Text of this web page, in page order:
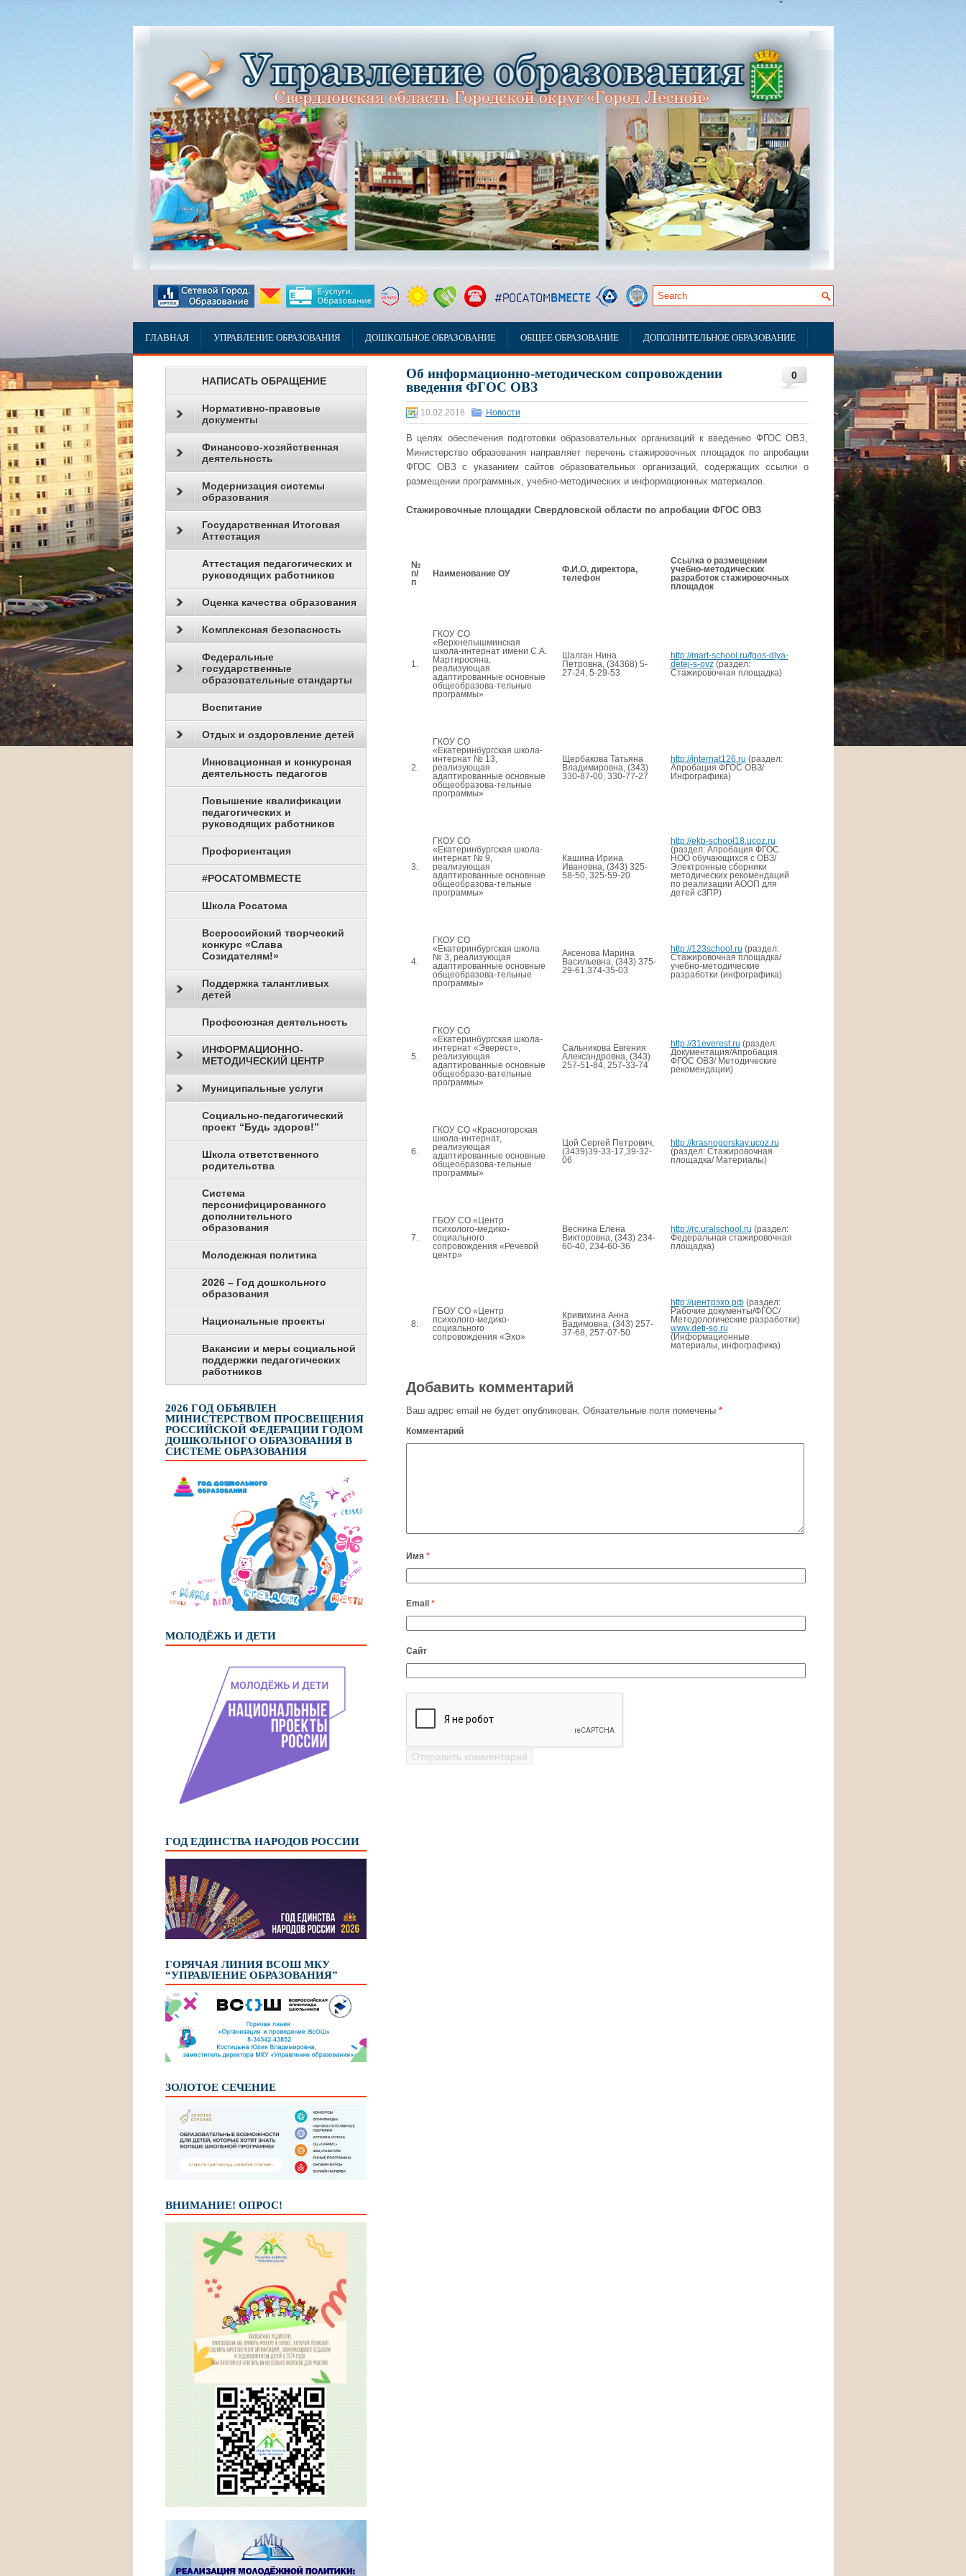
ГЛАВНАЯ УПРАВЛЕНИЕ ОБРАЗОВАНИЯ ДОШКОЛЬНОЕ ОБРАЗОВАНИЕ ОБЩЕЕ ОБРАЗОВАНИЕ ДОПОЛНИТЕЛЬНОЕ ОБРАЗОВАНИЕ
0
Об информационно-методическом сопровождении
введения ФГОС ОВЗ
10.02.2016 Новости
В целях обеспечения подготовки образовательных организаций к введению ФГОС ОВЗ,
Министерство образования направляет перечень стажировочных площадок по апробации
ФГОС ОВЗ с указанием сайтов образовательных организаций, содержащих ссылки о
размещении программных, учебно-методических и информационных материалов.
Стажировочные площадки Свердловской области по апробации ФГОС ОВЗ
№
п/
п
Наименование ОУ
Ф.И.О. директора,
телефон
Ссылка о размещении
учебно-методических
разработок стажировочных
площадок
1.
ГКОУ СО
«Верхнепышминская
школа-интернат имени С.А.
Мартиросяна,
реализующая
адаптированные основные
общеобразова-тельные
программы»
Шалган Нина
Петровна, (34368) 5-
27-24, 5-29-53
http://mart-school.ru/fgos-dlya-
detej-s-ovz(раздел:
Стажировочная площадка)
2.
ГКОУ СО
«Екатеринбургская школа-
интернат № 13,
реализующая
адаптированные основные
общеобразова-тельные
программы»
Щербакова Татьяна
Владимировна, (343)
330-87-00, 330-77-27
http://internat126.ru (раздел:
Апробация ФГОС ОВЗ/
Инфографика)
3.
ГКОУ СО
«Екатеринбургская школа-
интернат № 9,
реализующая
адаптированные основные
общеобразова-тельные
программы»
Кашина Ирина
Ивановна, (343) 325-
58-50, 325-59-20
http://ekb-school18.ucoz.ru
(раздел: Апробация ФГОС
НОО обучающихся с ОВЗ/
Электронные сборники
методических рекомендаций
по реализации АООП для
детей сЗПР)
4.
ГКОУ СО
«Екатеринбургская школа
№ 3, реализующая
адаптированные основные
общеобразова-тельные
программы»
Аксенова Марина
Васильевна, (343) 375-
29-61,374-35-03
http://123school.ru (раздел:
Стажировочная площадка/
учебно-методические
разработки (инфографика)
5.
ГКОУ СО
«Екатеринбургская школа-
интернат «Эверест»,
реализующая
адаптированные основные
общеобразо-вательные
программы»
Сальникова Евгения
Александровна, (343)
257-51-84, 257-33-74
http://31everest.ru (раздел:
Документация/Апробация
ФГОС ОВЗ/ Методические
рекомендации)
6.
ГКОУ СО «Красногорская
школа-интернат,
реализующая
адаптированные основные
общеобразова-тельные
программы»
Цой Сергей Петрович,
(3439)39-33-17,39-32-
06
http://krasnogorskay.ucoz.ru
(раздел: Стажировочная
площадка/ Материалы)
7.
ГБОУ СО «Центр
психолого-медико-
социального
сопровождения «Речевой
центр»
Веснина Елена
Викторовна, (343) 234-
60-40, 234-60-36
http://rc.uralschool.ru (раздел:
Федеральная стажировочная
площадка)
8.
ГБОУ СО «Центр
психолого-медико-
социального
сопровождения «Эхо»
Кривихина Анна
Вадимовна, (343) 257-
37-68, 257-07-50
http://центрэхо.рф(раздел:
Рабочие документы/ФГОС/
Методологические разработки)
www.deti-so.ru
(Информационные
материалы, инфографика)
Добавить комментарий
Ваш адрес email не будет опубликован. Обязательные поля помечены *
Комментарий
Имя *
Email *
Сайт
НАПИСАТЬ ОБРАЩЕНИЕ
Нормативно-правовые
документы
Финансово-хозяйственная
деятельность
Модернизация системы
образования
Государственная Итоговая
Аттестация
Аттестация педагогических и
руководящих работников
Оценка качества образования
Комплексная безопасность
Федеральные
государственные
образовательные стандарты
Воспитание
Отдых и оздоровление детей
Инновационная и конкурсная
деятельность педагогов
Повышение квалификации
педагогических и
руководящих работников
Профориентация
#РОСАТОМВМЕСТЕ
Школа Росатома
Всероссийский творческий
конкурс «Слава
Созидателям!»
Поддержка талантливых
детей
Профсоюзная деятельность
ИНФОРМАЦИОННО-
МЕТОДИЧЕСКИЙ ЦЕНТР
Муниципальные услуги
Социально-педагогический
проект “Будь здоров!”
Школа ответственного
родительства
Система
персонифицированного
дополнительного
образования
Молодежная политика
2026 – Год дошкольного
образования
Национальные проекты
Вакансии и меры социальной
поддержки педагогических
работников
2026 ГОД ОБЪЯВЛЕН
МИНИСТЕРСТВОМ ПРОСВЕЩЕНИЯ
РОССИЙСКОЙ ФЕДЕРАЦИИ ГОДОМ
ДОШКОЛЬНОГО ОБРАЗОВАНИЯ В
СИСТЕМЕ ОБРАЗОВАНИЯ
МОЛОДЁЖЬ И ДЕТИ
ГОД ЕДИНСТВА НАРОДОВ РОССИИ
ГОРЯЧАЯ ЛИНИЯ ВСОШ МКУ
“УПРАВЛЕНИЕ ОБРАЗОВАНИЯ”
ЗОЛОТОЕ СЕЧЕНИЕ
ВНИМАНИЕ! ОПРОС!